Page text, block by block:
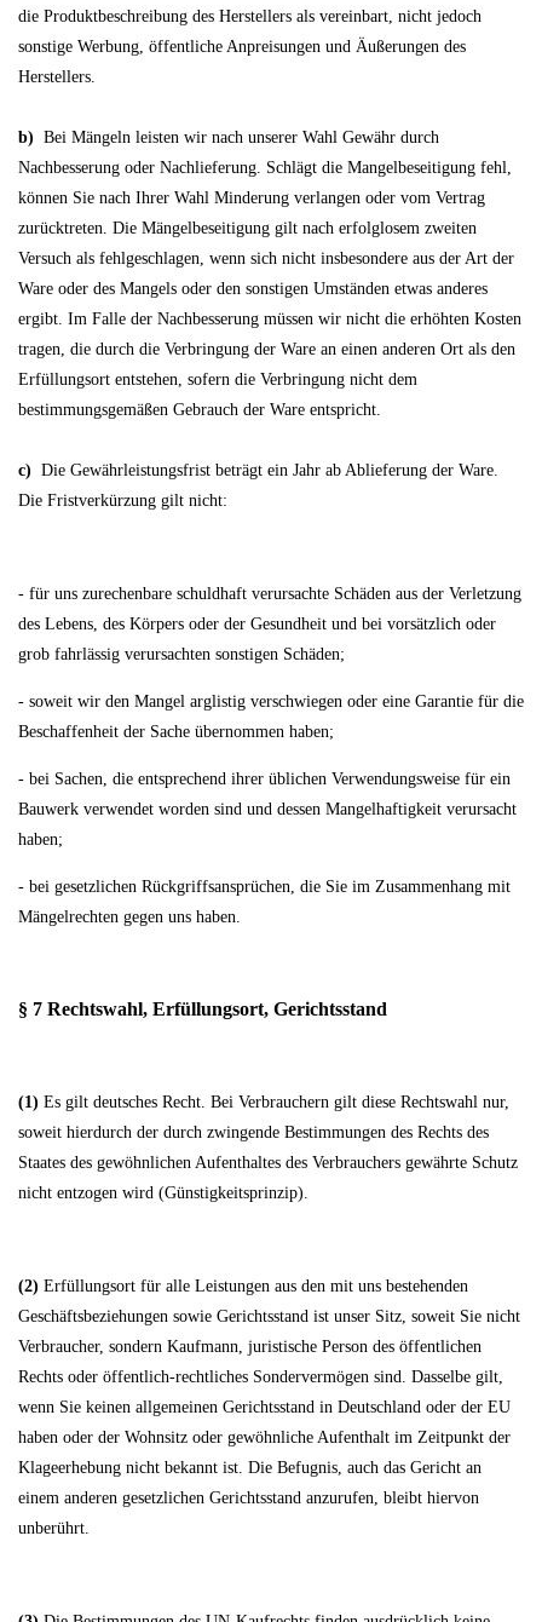
die Produktbeschreibung des Herstellers als vereinbart, nicht jedoch
sonstige Werbung, öffentliche Anpreisungen und Äußerungen des
Herstellers.
b) Bei Mängeln leisten wir nach unserer Wahl Gewähr durch
Nachbesserung oder Nachlieferung. Schlägt die Mangelbeseitigung fehl,
können Sie nach Ihrer Wahl Minderung verlangen oder vom Vertrag
zurücktreten. Die Mängelbeseitigung gilt nach erfolglosem zweiten
Versuch als fehlgeschlagen, wenn sich nicht insbesondere aus der Art der
Ware oder des Mangels oder den sonstigen Umständen etwas anderes
ergibt. Im Falle der Nachbesserung müssen wir nicht die erhöhten Kosten
tragen, die durch die Verbringung der Ware an einen anderen Ort als den
Erfüllungsort entstehen, sofern die Verbringung nicht dem
bestimmungsgemäßen Gebrauch der Ware entspricht.
c) Die Gewährleistungsfrist beträgt ein Jahr ab Ablieferung der Ware.
Die Fristverkürzung gilt nicht:
- für uns zurechenbare schuldhaft verursachte Schäden aus der Verletzung
des Lebens, des Körpers oder der Gesundheit und bei vorsätzlich oder
grob fahrlässig verursachten sonstigen Schäden;
- soweit wir den Mangel arglistig verschwiegen oder eine Garantie für die
Beschaffenheit der Sache übernommen haben;
- bei Sachen, die entsprechend ihrer üblichen Verwendungsweise für ein
Bauwerk verwendet worden sind und dessen Mangelhaftigkeit verursacht
haben;
- bei gesetzlichen Rückgriffsansprüchen, die Sie im Zusammenhang mit
Mängelrechten gegen uns haben.
§ 7 Rechtswahl, Erfüllungsort, Gerichtsstand
(1) Es gilt deutsches Recht. Bei Verbrauchern gilt diese Rechtswahl nur,
soweit hierdurch der durch zwingende Bestimmungen des Rechts des
Staates des gewöhnlichen Aufenthaltes des Verbrauchers gewährte Schutz
nicht entzogen wird (Günstigkeitsprinzip).
(2) Erfüllungsort für alle Leistungen aus den mit uns bestehenden
Geschäftsbeziehungen sowie Gerichtsstand ist unser Sitz, soweit Sie nicht
Verbraucher, sondern Kaufmann, juristische Person des öffentlichen
Rechts oder öffentlich-rechtliches Sondervermögen sind. Dasselbe gilt,
wenn Sie keinen allgemeinen Gerichtsstand in Deutschland oder der EU
haben oder der Wohnsitz oder gewöhnliche Aufenthalt im Zeitpunkt der
Klageerhebung nicht bekannt ist. Die Befugnis, auch das Gericht an
einem anderen gesetzlichen Gerichtsstand anzurufen, bleibt hiervon
unberührt.